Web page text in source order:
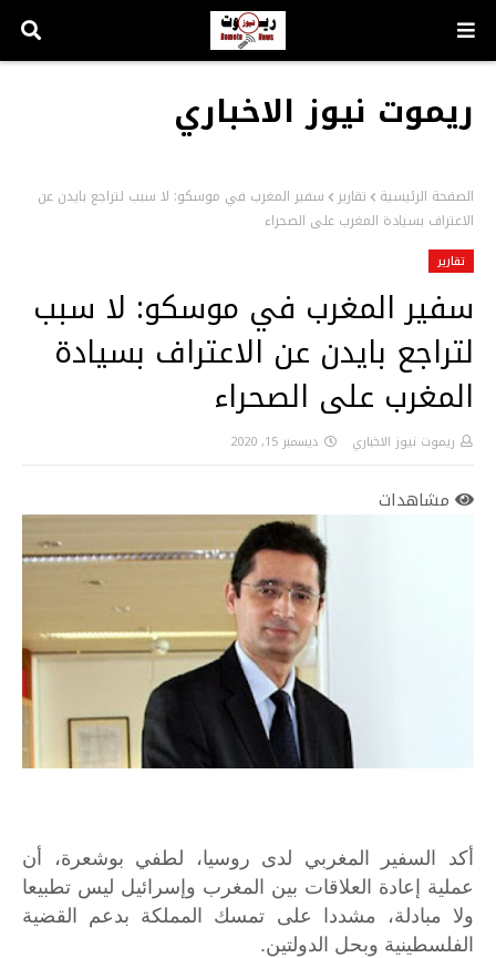
ريموت نيوز الاخباري
الصفحة الرئيسية تقارير
سفير المغرب في موسكو: لا سبب لتراجع بايدن عن
الاعتراف بسيادة المغرب على الصحراء
تقارير
سفير المغرب في موسكو: لا سبب
لتراجع بايدن عن الاعتراف بسيادة
المغرب على الصحراء
ريموت نيوز الاخباري ديسمبر 15, 2020
مشاهدات
أكد السفير المغربي لدى روسيا، لطفي بوشعرة، أن
عملية إعادة العلاقات بين المغرب وإسرائيل ليس تطبيعا
ولا مبادلة، مشددا على تمسك المملكة بدعم القضية
الفلسطينية وبحل الدولتين.